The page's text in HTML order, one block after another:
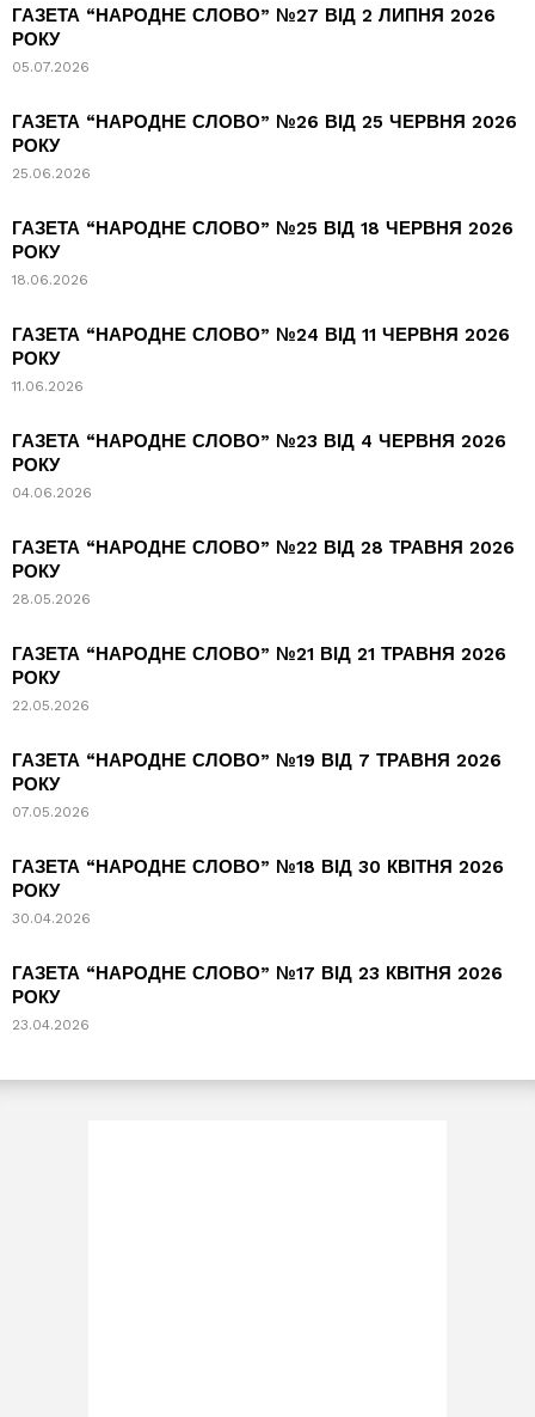
ГАЗЕТА “НАРОДНЕ СЛОВО” №27 ВІД 2 ЛИПНЯ 2026
РОКУ
05.07.2026
ГАЗЕТА “НАРОДНЕ СЛОВО” №26 ВІД 25 ЧЕРВНЯ 2026
РОКУ
25.06.2026
ГАЗЕТА “НАРОДНЕ СЛОВО” №25 ВІД 18 ЧЕРВНЯ 2026
РОКУ
18.06.2026
ГАЗЕТА “НАРОДНЕ СЛОВО” №24 ВІД 11 ЧЕРВНЯ 2026
РОКУ
11.06.2026
ГАЗЕТА “НАРОДНЕ СЛОВО” №23 ВІД 4 ЧЕРВНЯ 2026
РОКУ
04.06.2026
ГАЗЕТА “НАРОДНЕ СЛОВО” №22 ВІД 28 ТРАВНЯ 2026
РОКУ
28.05.2026
ГАЗЕТА “НАРОДНЕ СЛОВО” №21 ВІД 21 ТРАВНЯ 2026
РОКУ
22.05.2026
ГАЗЕТА “НАРОДНЕ СЛОВО” №19 ВІД 7 ТРАВНЯ 2026
РОКУ
07.05.2026
ГАЗЕТА “НАРОДНЕ СЛОВО” №18 ВІД 30 КВІТНЯ 2026
РОКУ
30.04.2026
ГАЗЕТА “НАРОДНЕ СЛОВО” №17 ВІД 23 КВІТНЯ 2026
РОКУ
23.04.2026